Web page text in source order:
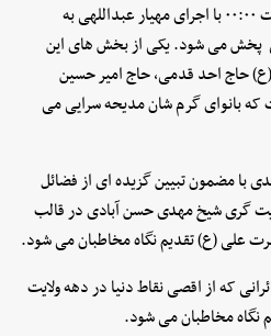
ویژه برنامه معارفی «سدره» نیز ساعت ۰۰:۰۰ با اجرای مهیار عبداللهی به
پخش می شود. یکی از بخش های این
حاج احد قدمی، حاج امیر حسین
که بانوای گرم شان مدیحه سرایی می
با مضمون تبیین گزیده ای از فضائل
گری شیخ مهدی حسن آبادی در قالب
علی (ع) تقدیم نگاه مخاطبان می شود.
که از اقصی نقاط دنیا در دهه ولایت
نگاه مخاطبان می شود.